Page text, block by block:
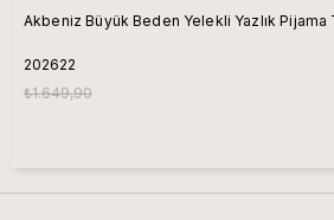
Akbeniz Büyük Beden Yelekli Yazlık Pijama
202622
₺1.649,90